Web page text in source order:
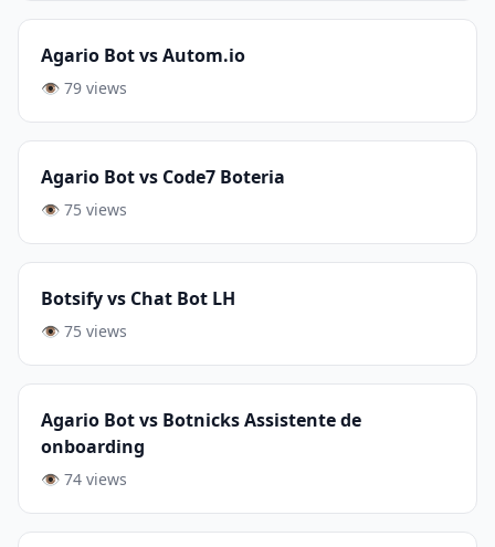
Agario Bot vs Autom.io
👁️ 79 views
Agario Bot vs Code7 Boteria
👁️ 75 views
Botsify vs Chat Bot LH
👁️ 75 views
Agario Bot vs Botnicks Assistente de
onboarding
👁️ 74 views